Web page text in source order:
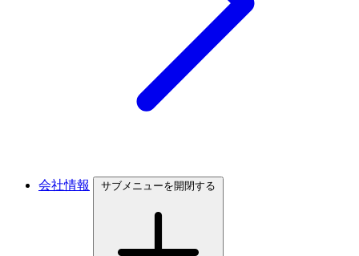
会社情報 サブメニューを開閉する